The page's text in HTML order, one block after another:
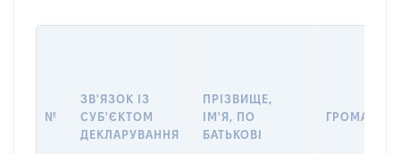
№
ЗВ'ЯЗОК ІЗ
СУБ'ЄКТОМ
ДЕКЛАРУВАННЯ
ПРІЗВИЩЕ,
ІМ'Я, ПО
БАТЬКОВІ